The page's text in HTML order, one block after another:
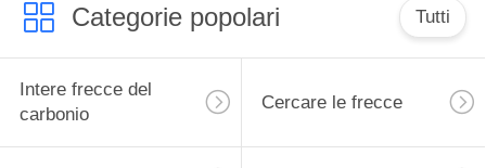
Categorie popolari Tutti
Intere frecce del
carbonio
Cercare le frecce